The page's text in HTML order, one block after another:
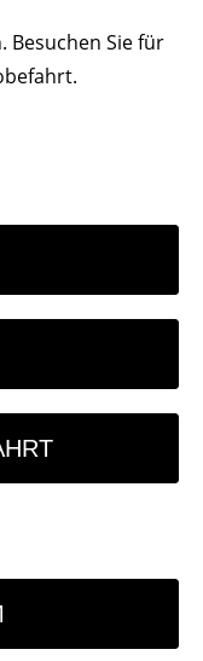
Besuchen Sie für